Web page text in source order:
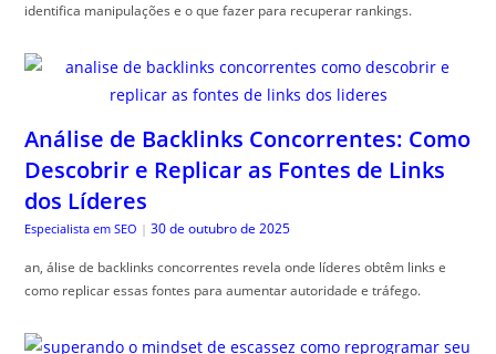
identifica manipulações e o que fazer para recuperar rankings.
Análise de Backlinks Concorrentes: Como
Descobrir e Replicar as Fontes de Links
dos Líderes
Especialista em SEO | 30 de outubro de 2025
an, álise de backlinks concorrentes revela onde líderes obtêm links e
como replicar essas fontes para aumentar autoridade e tráfego.